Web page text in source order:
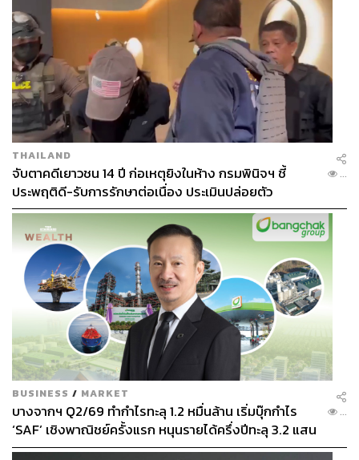
BOI จะเดินหน้าดึงการลงทุนเพื่อสร้างฐานอุตสาหกรรมแห่ง
อนาคต และสนับสนุนให้ไทยเป็นศูนย์กลางอุตสาหกรรม
เทคโนโลยีขั้นสูงของภูมิภาค ไม่ว่าจะเป็นยานยนต์ไฟฟ้า
(EV) และชิ้นส่วนสำคัญ แบตเตอรี่ เซมิคอนดักเตอร์และ
อิเล็กทรอนิกส์ขั้นสูง เครื่องใช้ไฟฟ้าและอุปกรณ์อัจฉริยะ
ระบบอัตโนมัติและหุ่นยนต์ ดาต้าเซ็นเตอร์และบริการคลาวด์
เทคโนโลยี AI และดิจิทัลขั้นสูงและเทคโนโลยีชีวภาพควบคู่
ไปกับจุดแข็งอุตสาหกรรมและบริการ อย่างเกษตรและอาหาร
พลังงานสะอาด การแพทย์และสุขภาพ การท่องเที่ยว กิจการ
ศูนย์กลางธุรกิจระหว่างประเทศ ทั้งสำนักงานภูมิภาค
(Regional Headquarters) ศูนย์กลางด้านโลจิสติกส์และศูนย์
กระจายสินค้า และศูนย์กลางจัดซื้อจัดหาชิ้นส่วนระหว่าง
ประเทศ
รวมถึงเดินหน้าภารกิจระดับชาติ 2 คณะ คือคณะกรรมการ
นโยบายอุตสาหกรรมเซมิคอนดักเตอร์และอิเล็กทรอนิกส์ขั้น
สูงแห่งชาติ (บอร์ดเซมิคอนดักเตอร์) และคณะกรรมการ
นโยบายยานยนต์ไฟฟ้าแห่งชาติ (บอร์ดอีวี) ซึ่งจะออก
มาตรการสนับสนุนให้เอื้อต่อการลงทุน ดึงผู้ประกอบการไทย
ให้เข้าไปอยู่ในซัพพลายเชนของอุตสาหกรรมระดับโลก โดย
เฉพาะเปลี่ยนผ่านอุตสาหกรรมยานยนต์ของนักลงทุนญี่ปุ่น
และปีนี้จะมีการเปิดโรงงานของยักษ์ใหญ่ EV จีนคือ
CHANGAN
THAILAND
จับตาคดีเยาวชน 14 ปี ก่อเหตุยิงในห้าง กรมพินิจฯ ชี้
ประพฤติดี-รับการรักษาต่อเนื่อง ประเมินปล่อยตัว
...
BUSINESS / MARKET
บางจากฯ Q2/69 ทำกำไรทะลุ 1.2 หมื่นล้าน เริ่มบุ๊กกำไร
‘SAF’ เชิงพาณิชย์ครั้งแรก หนุนรายได้ครึ่งปีทะลุ 3.2 แสน
ล้าน
...